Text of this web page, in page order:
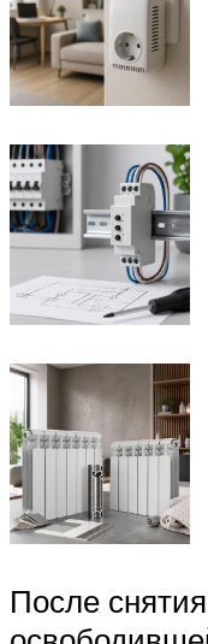
После